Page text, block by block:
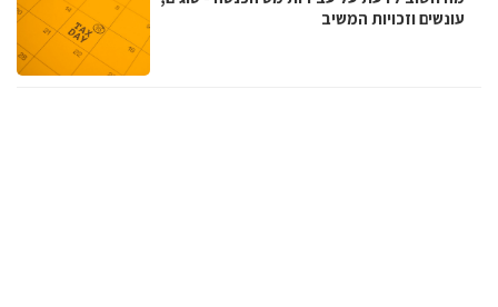
עונשים וזכויות המשיב